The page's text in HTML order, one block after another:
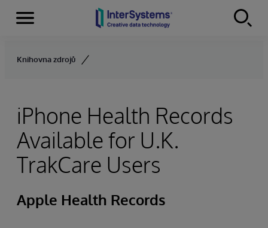
Skip to content
Menu
Knihovna zdrojů
iPhone Health Records
Available for U.K.
TrakCare Users
Apple Health Records